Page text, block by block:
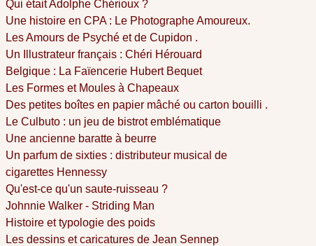
Qui était Adolphe Chérioux ?
Une histoire en CPA : Le Photographe Amoureux.
Les Amours de Psyché et de Cupidon .
Un Illustrateur français : Chéri Hérouard
Belgique : La Faïencerie Hubert Bequet
Les Formes et Moules à Chapeaux
Des petites boîtes en papier mâché ou carton bouilli .
Le Culbuto : un jeu de bistrot emblématique
Une ancienne baratte à beurre
Un parfum de sixties : distributeur musical de
cigarettes Hennessy
Qu'est-ce qu'un saute-ruisseau ?
Johnnie Walker - Striding Man
Histoire et typologie des poids
Les dessins et caricatures de Jean Sennep